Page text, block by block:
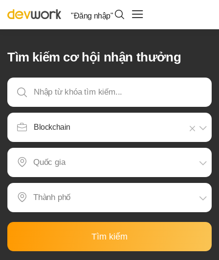
"Đăng nhập"
Tìm kiếm cơ hội nhận thưởng
Blockchain
Tìm kiếm